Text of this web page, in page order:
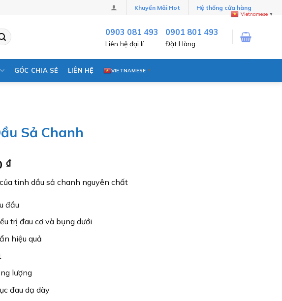
Khuyến Mãi Hot Hệ thống cửa hàng
0903 081 493
Liên hệ đại lí
0901 801 493
Đặt Hàng
GÓC CHIA SẺ LIÊN HỆ VIETNAMESE ▼
Sả Chanh
₫
tinh dầu sả chanh nguyên chất
đầu
trị đau cơ và bụng dưới
hiệu quả
lượng
đau dạ dày
Vietnamese ▼